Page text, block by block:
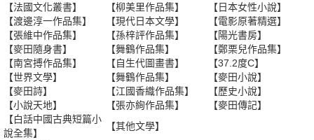
【法國文化叢書】
【柳美里作品集】
【日本女性小說】
【渡邊淳一作品集】
【現代日本文學】
【電影原著精選】
【張維中作品集】
【孫梓評作品集】
【陽光書房】
【麥田隨身書】
【舞鶴作品集】
【鄭栗兒作品集】
【南宮搏作品集】
【自生代圖畫書】
【37.2度C】
【世界文學】
【舞鶴作品集】
【麥田小說】
【麥田詩】
【江國香織作品集】
【歷史小說】
【小說天地】
【張亦絢作品集】
【麥田傳記】
【白話中國古典短篇小
說全集】
【其他文學】